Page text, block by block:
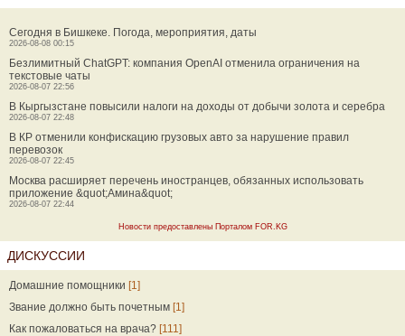
Сегодня в Бишкеке. Погода, мероприятия, даты
2026-08-08 00:15
Безлимитный ChatGPT: компания OpenAI отменила ограничения на
текстовые чаты
2026-08-07 22:56
В Кыргызстане повысили налоги на доходы от добычи золота и серебра
2026-08-07 22:48
В КР отменили конфискацию грузовых авто за нарушение правил
перевозок
2026-08-07 22:45
Москва расширяет перечень иностранцев, обязанных использовать
приложение &quot;Амина&quot;
2026-08-07 22:44
Новости предоставлены Порталом FOR.KG
ДИСКУССИИ
Домашние помощники [1]
Звание должно быть почетным [1]
Как пожаловаться на врача? [111]